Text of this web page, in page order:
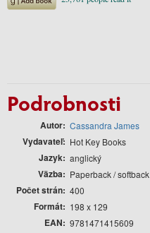
Podrobnosti
Autor Cassandra James
Vydavateľ Hot Key Books
Jazyk anglický
Väzba Paperback / softback
Počet strán 400
Formát 198 x 129
EAN 9781471415609